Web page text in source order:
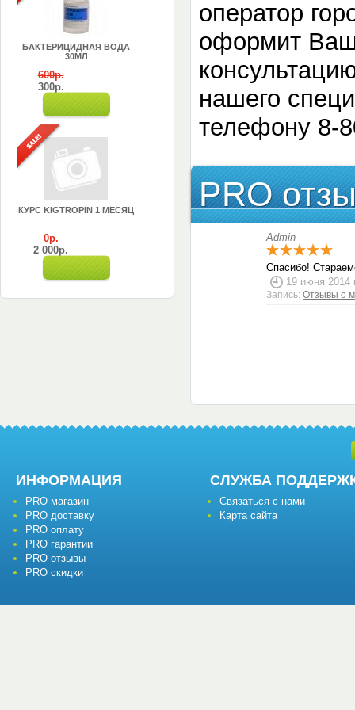
БАКТЕРИЦИДНАЯ ВОДА
30МЛ
600р.
300р.
КУРС KIGTROPIN 1 МЕСЯЦ
0р.
2 000р.
оператор
оформит
нашего
телефону 8-
PRO
Admin
Спасибо!
19 июня 2014
Запись: Отзывы о
ИНФОРМАЦИЯ
PRO магазин
PRO доставку
PRO оплату
PRO гарантии
PRO отзывы
PRO скидки
СЛУЖБА
Связаться с нами
Карта сайта